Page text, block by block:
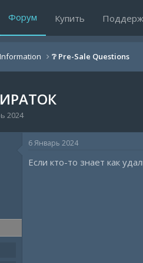
Форум Купить
Information ❔ Pre-Sale Questions
2024
6 Январь 2024
Если кто-то знает как